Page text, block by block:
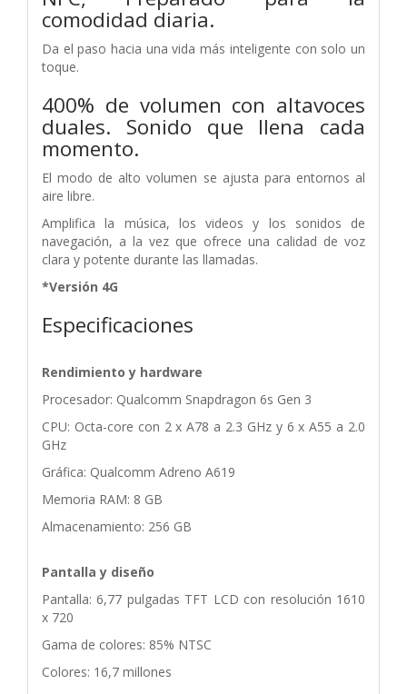
comodidad diaria.
Da el paso hacia una vida más inteligente con solo un
toque.
400% de volumen con altavoces
duales. Sonido que llena cada
momento.
El modo de alto volumen se ajusta para entornos al
aire libre.
Amplifica la música, los videos y los sonidos de
navegación, a la vez que ofrece una calidad de voz
clara y potente durante las llamadas.
*Versión 4G
Especificaciones
Rendimiento y hardware
Procesador: Qualcomm Snapdragon 6s Gen 3
CPU: Octa-core con 2 x A78 a 2.3 GHz y 6 x A55 a 2.0
GHz
Gráfica: Qualcomm Adreno A619
Memoria RAM: 8 GB
Almacenamiento: 256 GB
Pantalla y diseño
Pantalla: 6,77 pulgadas TFT LCD con resolución 1610
x 720
Gama de colores: 85% NTSC
Colores: 16,7 millones